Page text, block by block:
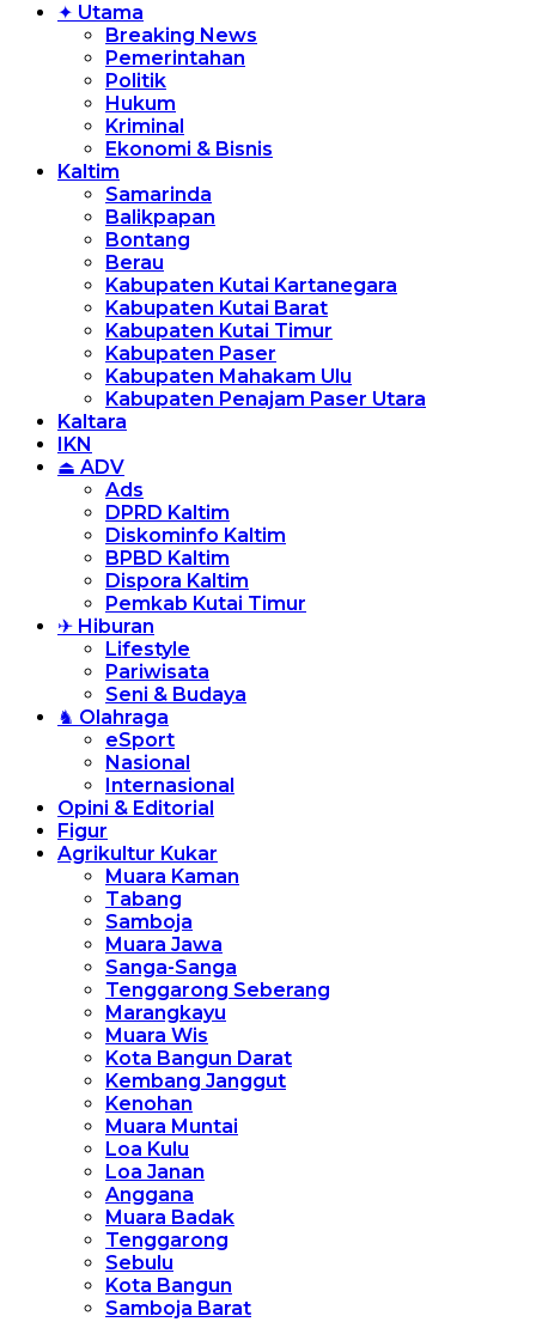
✦ Utama
Breaking News
Pemerintahan
Politik
Hukum
Kriminal
Ekonomi & Bisnis
Kaltim
Samarinda
Balikpapan
Bontang
Berau
Kabupaten Kutai Kartanegara
Kabupaten Kutai Barat
Kabupaten Kutai Timur
Kabupaten Paser
Kabupaten Mahakam Ulu
Kabupaten Penajam Paser Utara
Kaltara
IKN
⏏ ADV
Ads
DPRD Kaltim
Diskominfo Kaltim
BPBD Kaltim
Dispora Kaltim
Pemkab Kutai Timur
✈ Hiburan
Lifestyle
Pariwisata
Seni & Budaya
♞ Olahraga
eSport
Nasional
Internasional
Opini & Editorial
Figur
Agrikultur Kukar
Muara Kaman
Tabang
Samboja
Muara Jawa
Sanga-Sanga
Tenggarong Seberang
Marangkayu
Muara Wis
Kota Bangun Darat
Kembang Janggut
Kenohan
Muara Muntai
Loa Kulu
Loa Janan
Anggana
Muara Badak
Tenggarong
Sebulu
Kota Bangun
Samboja Barat